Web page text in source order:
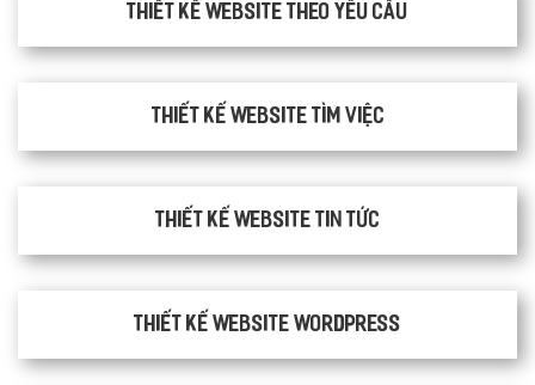
Thiết kế website theo yêu cầu
thiết kế website tìm việc
Thiết kế website tin tức
Thiết kế website WordPress